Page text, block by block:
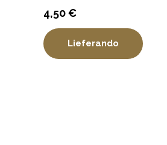
4,50€
Lieferando